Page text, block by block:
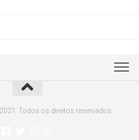
Todos os direitos reservados.